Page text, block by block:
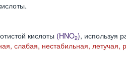
кислоты (HNO2), используя
слабая, нестабильная, летучая,